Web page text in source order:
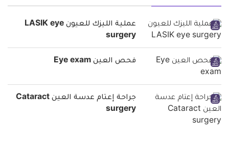
عملية الليزك للعيون LASIK eye
surgery
فحص العين Eye exam
جراحة إعتام عدسة العين Cataract
surgery